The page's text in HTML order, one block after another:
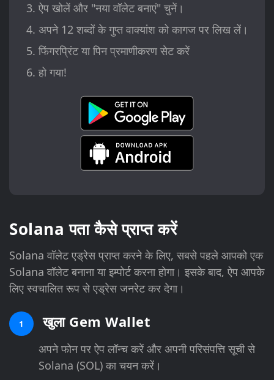
ऐप खोलें और "नया वॉलेट बनाएं" चुनें।
अपने 12 शब्दों के गुप्त वाक्यांश को कागज पर लिख लें।
फिंगरप्रिंट या पिन प्रमाणीकरण सेट करें
हो गया!
Solana पता कैसे प्राप्त करें
Solana वॉलेट एड्रेस प्राप्त करने के लिए, सबसे पहले आपको एक
Solana वॉलेट बनाना या इम्पोर्ट करना होगा। इसके बाद, ऐप आपके
लिए स्वचालित रूप से एड्रेस जनरेट कर देगा।
1 खुला Gem Wallet
अपने फोन पर ऐप लॉन्च करें और अपनी परिसंपत्ति सूची से
Solana (SOL) का चयन करें।